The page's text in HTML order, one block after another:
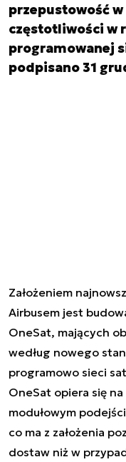
przepustowość
częstotliwości w
programowanej
podpisano 31
Założeniem
Airbusem jest
OneSat, mających
według nowego
programowo sieci
OneSat opiera się
modułowym
co ma z założenia
dostaw niż w